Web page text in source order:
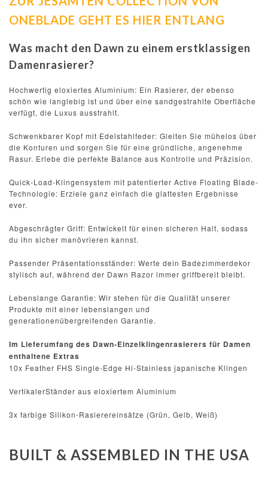
ONEBLADE GEHT ES HIER ENTLANG
Was macht den Dawn zu einem erstklassigen
Damenrasierer?
Hochwertig eloxiertes Aluminium: Ein Rasierer, der ebenso
schön wie langlebig ist und über eine sandgestrahlte Oberfläche
verfügt, die Luxus ausstrahlt.
Schwenkbarer Kopf mit Edelstahlfeder: Gleiten Sie mühelos über
die Konturen und sorgen Sie für eine gründliche, angenehme
Rasur. Erlebe die perfekte Balance aus Kontrolle und Präzision.
Quick-Load-Klingensystem mit patentierter Active Floating Blade-
Technologie: Erziele ganz einfach die glattesten Ergebnisse
ever.
Abgeschrägter Griff: Entwickelt für einen sicheren Halt, sodass
du ihn sicher manövrieren kannst.
Passender Präsentationsständer: Werte dein Badezimmerdekor
stylisch auf, während der Dawn Razor immer griffbereit bleibt.
Lebenslange Garantie: Wir stehen für die Qualität unserer
Produkte mit einer lebenslangen und
generationenübergreifenden Garantie.
Im Lieferumfang des Dawn-Einzelklingenrasierers für Damen
enthaltene Extras
10x Feather FHS Single-Edge Hi-Stainless japanische Klingen
VertikalerStänder aus eloxiertem Aluminium
3x farbige Silikon-Rasierereinsätze (Grün, Gelb, Weiß)
BUILT & ASSEMBLED IN THE USA